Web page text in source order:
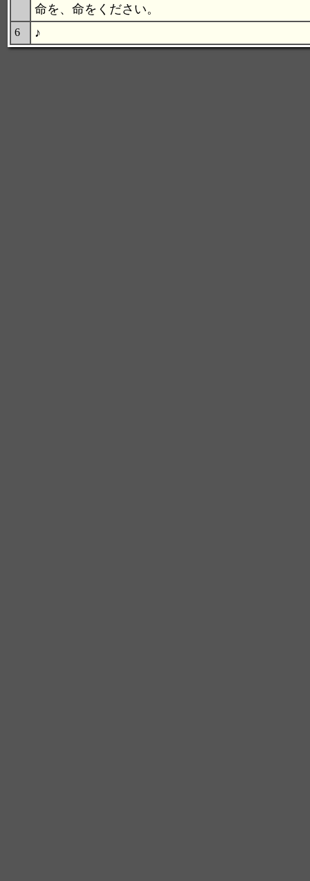
命を、命をください。
6 ♪